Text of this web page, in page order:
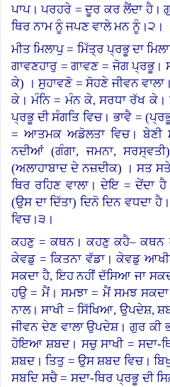
ਪਾਪ।ਪਰਹਰੇ = ਦੂਰ ਕਰ ਲੈਂਦਾ ਹੈ।
ਥਿਰ ਨਾਮ ਨੂੰ ਜਪਣ ਵਾਲੇ ਮਨ ਨੂੰ।੨।
ਮੀਤ ਮਿਲਾਪੁ = ਮਿੱਤ੍ਰ ਪ੍ਰਭੂ ਦਾ
ਗਾਵਣਹਾਰੁ = ਗਾਵਣ = ਜੋਗ ਪ੍ਰਭੂ।
ਕੇ) ।ਸੁਹਾਵਣੋ = ਸੋਹਣੇ ਜੀਵਨ
ਕੇ। ਮੰਨਿ = ਮੰਨ ਕੇ, ਸਰਧਾ ਰੱਖ ਕੇ।
ਪ੍ਰਭੂ ਦੀ ਸੰਗਤਿ ਵਿਚ। ਭਾਵੈ= (
= ਆਤਮਕ ਅਡੋਲਤਾ ਵਿਚ।ਬੇਣੀ
ਨਦੀਆਂ (ਗੰਗਾ, ਜਮਨਾ,
(ਅਲਾਹਾਬਾਦ ਦੇ ਨਜ਼ਦੀਕ) ।ਸਤ ਸਤੇ
ਥਿਰ ਰਹਿਣ ਵਾਲਾ। ਦੇਇ = ਦੇਂਦਾ
(ਉਸ ਦਾ ਦਿੱਤਾ) ਦਿਨੋ ਦਿਨ ਵਧਦਾ
ਵਿਚ।੩।
ਕਹਣੁ = ਕਥਨ। ਕਹਣੁ ਕਹੈ– ਕਥਨ
ਕੇਵਡੁ = ਕਿਤਨਾ ਵੱਡਾ। ਕੇਵਡੁ
ਸਕਦਾ ਹੈ, ਇਹ ਨਹੀਂ ਦੱਸਿਆ ਜਾ
ਹਉ = ਮੈਂ।ਸਮਝਾ = ਮੈਂ ਸਮਝ
ਨਾਲ।ਸਾਖੀ = ਸਿੱਖਿਆ, ਉਪਦੇਸ਼,
ਜੀਵਨ ਦੇਣ ਵਾਲਾ ਉਪਦੇਸ਼। ਗੁਰ ਕੀ
ਹੋਇਆ ਸ਼ਬਦ। ਸਚੁ ਸਾਖੀ = ਸਦਾ-
ਸ਼ਬਦ। ਤਿਤੁ = ਉਸ ਸ਼ਬਦ ਵਿਚ।
ਸਬਦਿ ਸਚੈ = ਸਦਾ-ਥਿਰ ਪ੍ਰਭੂ ਦੀ